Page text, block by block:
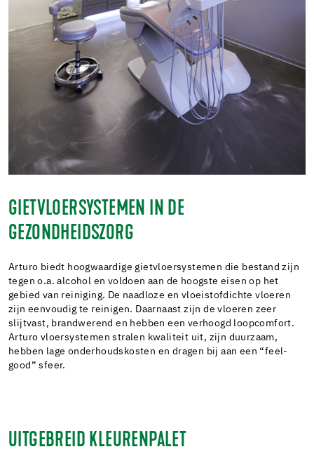
GIETVLOERSYSTEMEN IN DE
GEZONDHEIDSZORG
Arturo biedt hoogwaardige gietvloersystemen die bestand zijn
tegen o.a. alcohol en voldoen aan de hoogste eisen op het
gebied van reiniging. De naadloze en vloeistofdichte vloeren
zijn eenvoudig te reinigen. Daarnaast zijn de vloeren zeer
slijtvast, brandwerend en hebben een verhoogd loopcomfort.
Arturo vloersystemen stralen kwaliteit uit, zijn duurzaam,
hebben lage onderhoudskosten en dragen bij aan een “feel-
good” sfeer.
UITGEBREID KLEURENPALET